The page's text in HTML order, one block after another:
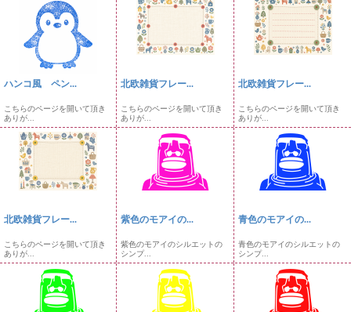
ハンコ風 ペン...
こちらのページを開いて頂き
ありが...
北欧雑貨フレー...
こちらのページを開いて頂き
ありが...
北欧雑貨フレー...
こちらのページを開いて頂き
ありが...
北欧雑貨フレー...
こちらのページを開いて頂き
ありが...
紫色のモアイの...
紫色のモアイのシルエットの
シンプ...
青色のモアイの...
青色のモアイのシルエットの
シンプ...